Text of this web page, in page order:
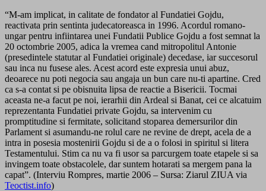
“M-am implicat, in calitate de fondator al Fundatiei Gojdu,
reactivata prin sentinta judecatoreasca in 1996. Acordul romano-
ungar pentru infiintarea unei Fundatii Publice Gojdu a fost semnat la
20 octombrie 2005, adica la vremea cand mitropolitul Antonie
(presedintele statutar al Fundatiei originale) decedase, iar succesorul
sau inca nu fusese ales. Acest acord este expresia unui abuz,
deoarece nu poti negocia sau angaja un bun care nu-ti apartine. Cred
ca s-a contat si pe obisnuita lipsa de reactie a Bisericii. Tocmai
aceasta ne-a facut pe noi, ierarhii din Ardeal si Banat, cei ce alcatuim
reprezentanta Fundatiei private Gojdu, sa intervenim cu
promptitudine si fermitate, solicitand stoparea demersurilor din
Parlament si asumandu-ne rolul care ne revine de drept, acela de a
intra in posesia mostenirii Gojdu si de a o folosi in spiritul si litera
Testamentului. Stim ca nu va fi usor sa parcurgem toate etapele si sa
invingem toate obstacolele, dar suntem hotarati sa mergem pana la
capat”. (Interviu Rompres, martie 2006 – Sursa: Ziarul ZIUA via
Teoctist.info)